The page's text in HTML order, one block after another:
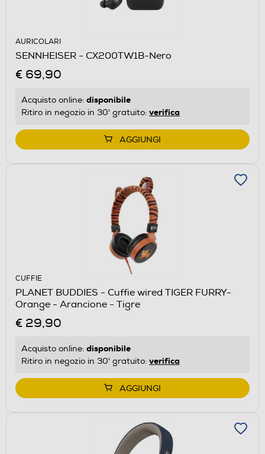
AURICOLARI
SENNHEISER - CX200TW1B-Nero
€ 69,90
Acquisto online: disponibile
Ritiro in negozio in 30' gratuito: verifica
AGGIUNGI
CUFFIE
PLANET BUDDIES - Cuffie wired TIGER FURRY-
Orange - Arancione - Tigre
€ 29,90
Acquisto online: disponibile
Ritiro in negozio in 30' gratuito: verifica
AGGIUNGI